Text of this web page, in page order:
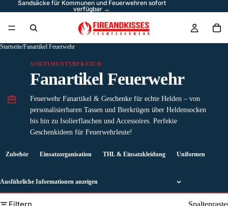
Sandsäcke für Kommunen und Feuerwehren sofort
verfügbar →
Startseite/Fanartikel Feuerwehr
SORTIMENTSBEREICH
Fanartikel Feuerwehr
Feuerwehr Fanartikel & Geschenke für echte Helden – von
personalisierbaren Tassen und Bierkrügen über Heldensocken
bis hin zu Isolierflaschen und Accessoires. Perfekte
Geschenkideen für Feuerwehrleute!
Zubehör Einsatzorganisation THL & Einsatzkleidung Uniformen
Ausführliche Informationen anzeigen